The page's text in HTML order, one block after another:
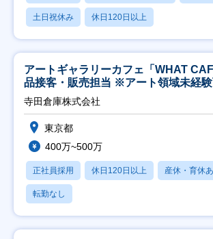
土日祝休み 休日120日以上
アートギャラリーカフェ「WHAT
品接客・販売担当 ※アート領域未経
寺田倉庫株式会社
東京都
400万~500万
正社員採用 休日120日以上 産休・育休
転勤なし